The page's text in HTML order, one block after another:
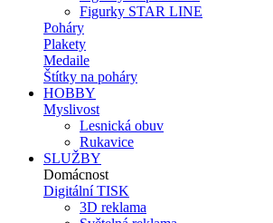
Figurky STAR LINE
Poháry
Plakety
Medaile
Štítky na poháry
HOBBY
Myslivost
Lesnická obuv
Rukavice
SLUŽBY
Domácnost
Digitální TISK
3D reklama